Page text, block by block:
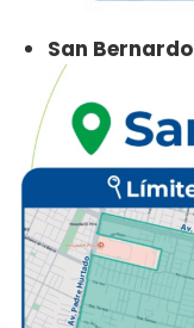
San Bernardo